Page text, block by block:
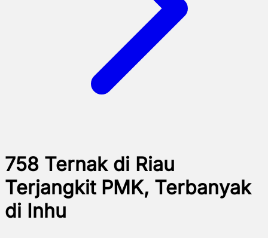
758 Ternak di Riau
Terjangkit PMK, Terbanyak
di Inhu